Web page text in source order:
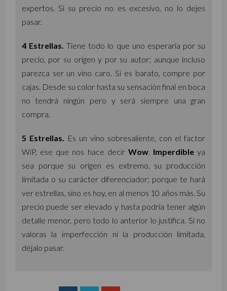
expertos. Si su precio no es excesivo, no lo dejes
pasar.
4 Estrellas. Tiene todo lo que uno esperaría por su
precio, por su origen y por su autor; aunque incluso
parezca ser un vino caro. Si es barato, compre por
cajas. Desde su color hasta su sensación final en boca
no tendrá ningún pero y será siempre una gran
compra.
5 Estrellas. Es un vino sobresaliente, con el factor
WiP, ese que nos hace decir Wow. Imperdible ya
sea porque su origen es extremo, su producción
limitada o su carácter diferenciador; porque te hará
ver estrellas, sino es hoy, en al menos 10 años más. Su
precio puede ser elevado y hasta podría tener algún
detalle menor, pero todo lo anterior lo justifica. Si no
valoras la imperfección ni la producción limitada,
déjalo pasar.